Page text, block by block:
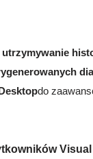
utrzymywanie
do